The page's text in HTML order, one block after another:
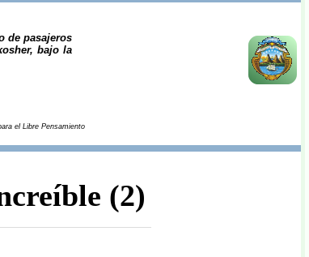
de pasajeros
bajo la
el Libre Pensamiento
(2)